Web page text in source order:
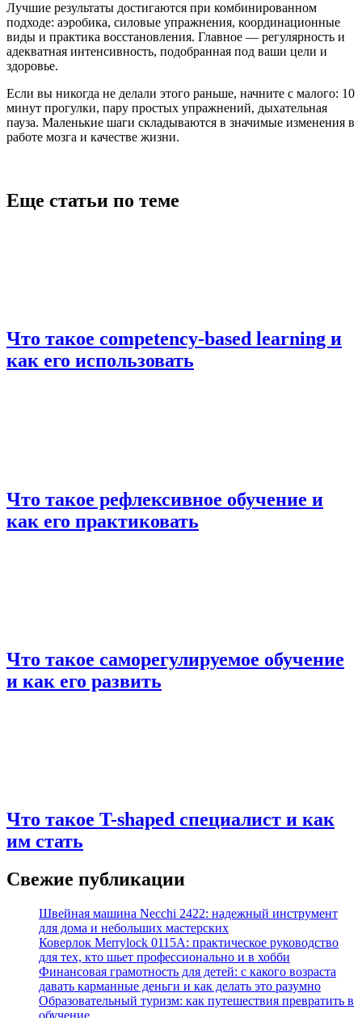
Лучшие результаты достигаются при комбинированном
подходе: аэробика, силовые упражнения, координационные
виды и практика восстановления. Главное — регулярность и
адекватная интенсивность, подобранная под ваши цели и
здоровье.
Если вы никогда не делали этого раньше, начните с малого: 10
минут прогулки, пару простых упражнений, дыхательная
пауза. Маленькие шаги складываются в значимые изменения в
работе мозга и качестве жизни.
Еще статьи по теме
Что такое competency-based learning и
как его использовать
Что такое рефлексивное обучение и
как его практиковать
Что такое саморегулируемое обучение
и как его развить
Что такое T-shaped специалист и как
им стать
Свежие публикации
Швейная машина Necchi 2422: надежный инструмент
для дома и небольших мастерских
Коверлок Merrylock 0115A: практическое руководство
для тех, кто шьет профессионально и в хобби
Финансовая грамотность для детей: с какого возраста
давать карманные деньги и как делать это разумно
Образовательный туризм: как путешествия превратить в
обучение